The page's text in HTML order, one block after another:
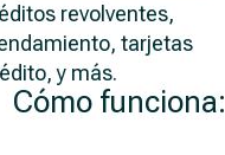
revolventes,
tarjetas
y más.
Cómo funciona: